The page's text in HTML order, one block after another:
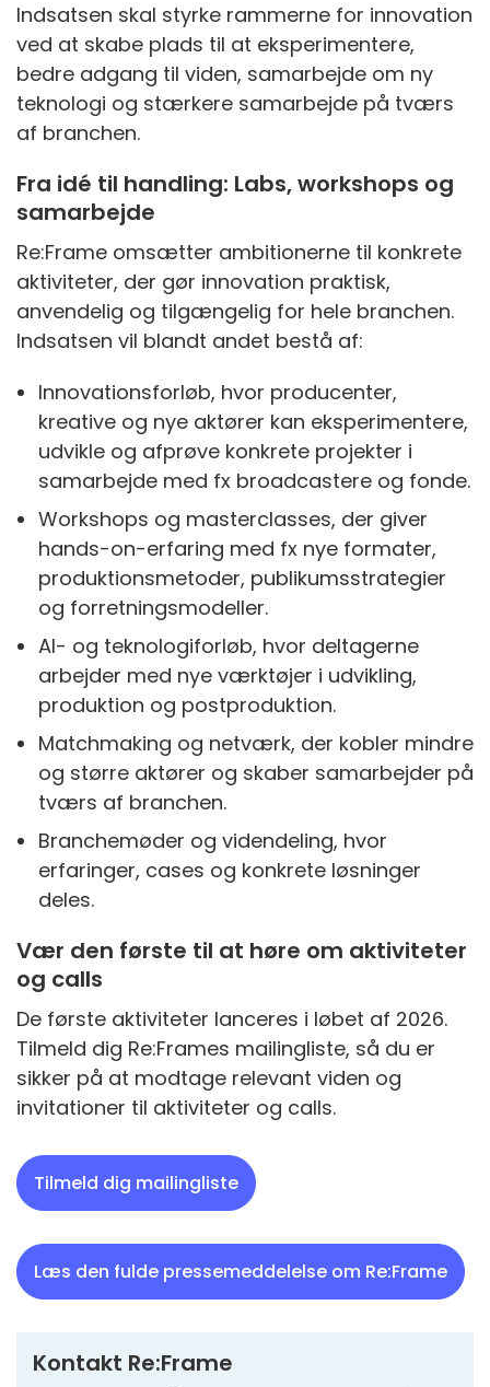
Indsatsen skal styrke rammerne for innovation
ved at skabe plads til at eksperimentere,
bedre adgang til viden, samarbejde om ny
teknologi og stærkere samarbejde på tværs
af branchen.
Fra idé til handling: Labs, workshops og
samarbejde
Re:Frame omsætter ambitionerne til konkrete
aktiviteter, der gør innovation praktisk,
anvendelig og tilgængelig for hele branchen.
Indsatsen vil blandt andet bestå af:
Innovationsforløb, hvor producenter,
kreative og nye aktører kan eksperimentere,
udvikle og afprøve konkrete projekter i
samarbejde med fx broadcastere og fonde.
Workshops og masterclasses, der giver
hands-on-erfaring med fx nye formater,
produktionsmetoder, publikumsstrategier
og forretningsmodeller.
AI- og teknologiforløb, hvor deltagerne
arbejder med nye værktøjer i udvikling,
produktion og postproduktion.
Matchmaking og netværk, der kobler mindre
og større aktører og skaber samarbejder på
tværs af branchen.
Branchemøder og videndeling, hvor
erfaringer, cases og konkrete løsninger
deles.
Vær den første til at høre om aktiviteter
og calls
De første aktiviteter lanceres i løbet af 2026.
Tilmeld dig Re:Frames mailingliste, så du er
sikker på at modtage relevant viden og
invitationer til aktiviteter og calls.
Tilmeld dig mailingliste
Læs den fulde pressemeddelelse om Re:Frame
Kontakt Re:Frame